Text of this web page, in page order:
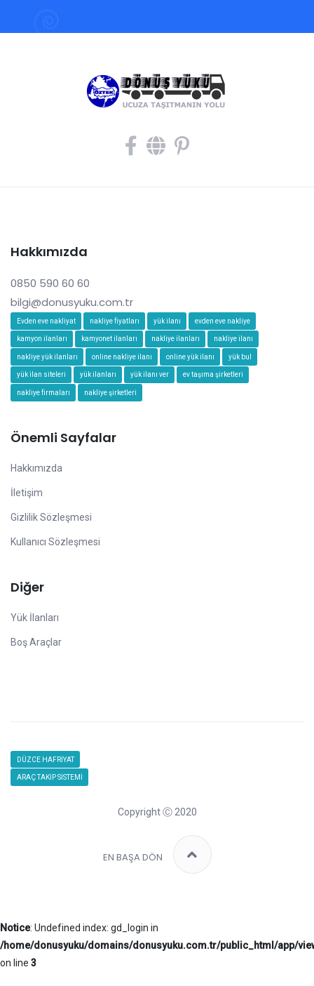
Hakkımızda
0850 590 60 60
bilgi@donusyuku.com.tr
Evden eve nakliyat nakliye fiyatları yük ilanı evden eve nakliye
kamyon ilanları kamyonet ilanları nakliye ilanları nakliye ilanı
nakliye yük ilanları online nakliye ilanı online yük ilanı yük bul
yük ilan siteleri yük ilanları yük ilanı ver ev taşıma şirketleri
nakliye firmaları nakliye şirketleri
Önemli Sayfalar
Hakkımızda
İletişim
Gizlilik Sözleşmesi
Kullanıcı Sözleşmesi
Diğer
Yük İlanları
Boş Araçlar
DÜZCE HAFRİYAT
ARAÇ TAKİP SİSTEMİ
Copyright Ⓒ 2020
EN BAŞA DÖN
Notice: Undefined index: gd_login in
/home/donusyuku/domains/donusyuku.com.tr/public_html/app/
on line 3